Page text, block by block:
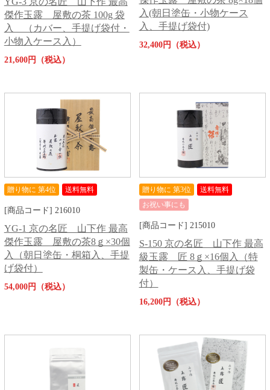
傑作玉露 屋敷の茶 100g 袋
入 （カバー、手提げ袋付・
小物入ケース入）
21,600円（税込）
入(朝日塗缶・小物ケース
入、手提げ袋付)
32,400円（税込）
贈り物に 第4位 送料無料
[商品コード] 216010
YG-1 京の名匠 山下作 最高
傑作玉露 屋敷の茶8ｇ×30個
入（朝日塗缶・桐箱入、手提
げ袋付）
54,000円（税込）
贈り物に 第3位
送料無料
お祝い事にも
[商品コード] 215010
S-150 京の名匠 山下作 最高
級玉露 匠 8ｇ×16個入（特
製缶・ケース入、手提げ袋
付）
16,200円（税込）